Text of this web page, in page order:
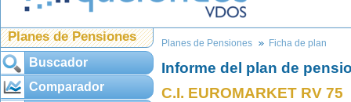
Planes de Pensiones
Buscador
Comparador
Planes de Pensiones Ficha de plan
Informe del plan de
C.I. EUROMARKET RV 75